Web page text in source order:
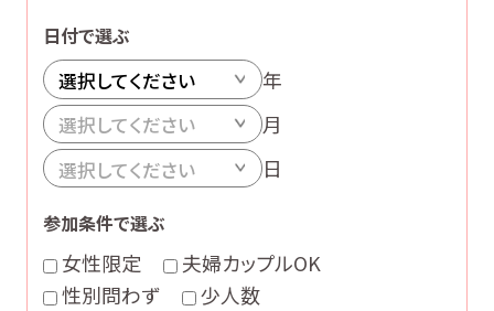
日付で選ぶ
年
月
日
参加条件で選ぶ
女性限定
夫婦カップルOK
性別問わず
少人数